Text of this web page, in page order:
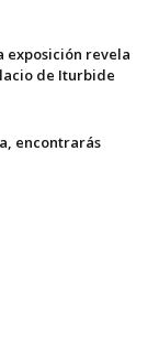
exposición revela
de Iturbide
encontrarás